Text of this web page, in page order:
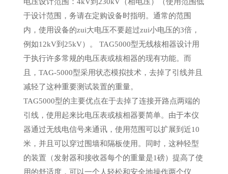
于设计范围，务请在定购设备时指明。通常的范围
内，使用设备的zui大电压不要超过zui小电压的3倍，
例如12kV到25kV）。 TAG5000型无线核相器设计用
于执行许多常规的电压表或核相器的现有功能。而
且，TAG-5000型采用状态模拟技术，去掉了引线并且
减轻了这种重要测试装置的重量。
TAG5000型的主要优点在于去掉了连接开路点两端的
引线，使用起来比电压表或核相器要简单。由于本仪
器通过无线电信号来通讯，使用范围可以扩展到近10
米，并且可以穿过围墙和隔板使用。同时，这种轻型
的装置（发射器和接收器每个的重量是1磅）提高了使
用的舒适度，可以一个人轻松和安全地操作两个仪